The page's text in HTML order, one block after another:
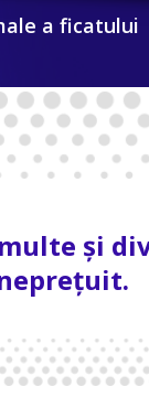
a ficatului
și